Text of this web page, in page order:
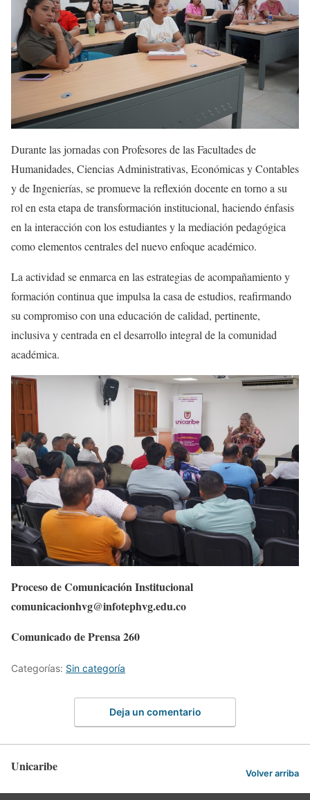
Durante las jornadas con Profesores de las Facultades de
Humanidades, Ciencias Administrativas, Económicas y Contables
y de Ingenierías, se promueve la reflexión docente en torno a su
rol en esta etapa de transformación institucional, haciendo énfasis
en la interacción con los estudiantes y la mediación pedagógica
como elementos centrales del nuevo enfoque académico.
La actividad se enmarca en las estrategias de acompañamiento y
formación continua que impulsa la casa de estudios, reafirmando
su compromiso con una educación de calidad, pertinente,
inclusiva y centrada en el desarrollo integral de la comunidad
académica.
Proceso de Comunicación Institucional
comunicacionhvg@infotephvg.edu.co
Comunicado de Prensa 260
Categorías: Sin categoría
Deja un comentario
Unicaribe Volver arriba